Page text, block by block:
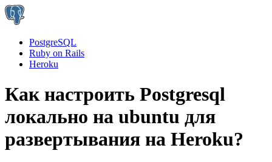
PostgreSQL
Ruby on Rails
Heroku
Как настроить Postgresql
локально на ubuntu для
развертывания на Heroku?